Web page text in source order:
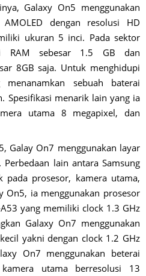
Galaxy On5 menggunakan
dengan resolusi HD
ukuran 5 inci. Pada sektor
RAM sebesar 1.5 GB dan
8GB saja. Untuk menghidupi
sebuah baterai
Spesifikasi menarik lain yang ia
utama 8 megapixel, dan
Galay On7 menggunakan layar
lain antara Samsung
prosesor, kamera utama,
On5, ia menggunakan prosesor
yang memiliki clock 1.3 GHz
Galaxy On7 menggunakan
yakni dengan clock 1.2 GHz
On7 menggunakan beterai
utama berresolusi 13